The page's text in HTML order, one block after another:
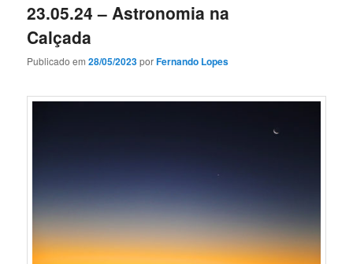
23.05.24 – Astronomia na
Calçada
Publicado em28/05/2023porFernando Lopes